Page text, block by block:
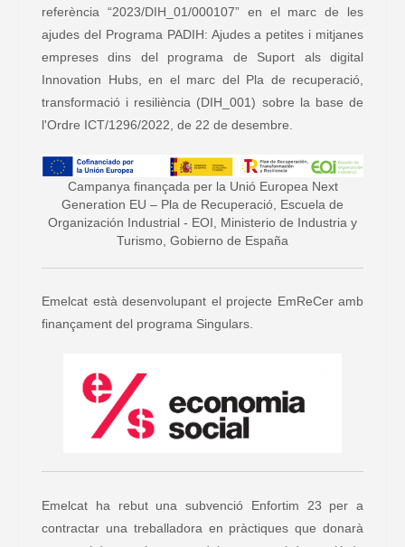
referència “2023/DIH_01/000107” en el marc de les
ajudes del Programa PADIH: Ajudes a petites i mitjanes
empreses dins del programa de Suport als digital
Innovation Hubs, en el marc del Pla de recuperació,
transformació i resiliència (DIH_001) sobre la base de
l'Ordre ICT/1296/2022, de 22 de desembre.
Campanya finançada per la Unió Europea Next
Generation EU – Pla de Recuperació, Escuela de
Organización Industrial - EOI, Ministerio de Industria y
Turismo, Gobierno de España
Emelcat està desenvolupant el projecte EmReCer amb
finançament del programa Singulars.
Emelcat ha rebut una subvenció Enfortim 23 per a
contractar una treballadora en pràctiques que donarà